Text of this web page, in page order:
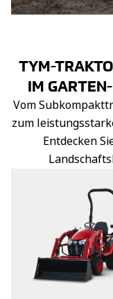
TYM-
IM
Vom
zum
Entdecken